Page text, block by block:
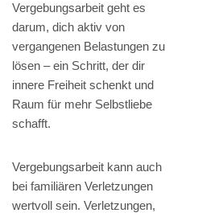
Vergebungsarbeit geht es
darum, dich aktiv von
vergangenen Belastungen zu
lösen – ein Schritt, der dir
innere Freiheit schenkt und
Raum für mehr Selbstliebe
schafft.
Vergebungsarbeit kann auch
bei familiären Verletzungen
wertvoll sein. Verletzungen,